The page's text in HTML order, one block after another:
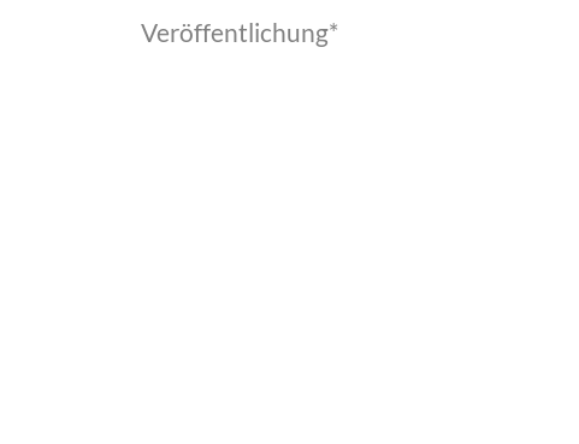
Veröffentlichung*